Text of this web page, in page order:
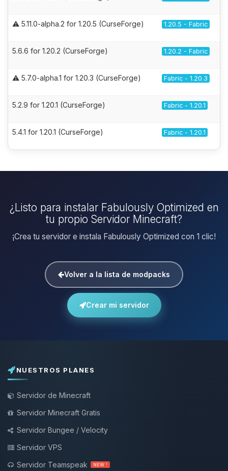
⚠️ 5.11.0-alpha.2 for 1.20.5 (CurseForge) 1.20.5 - Fabric
5.6.6 for 1.20.2 (CurseForge) 1.20.2 - Fabric
⚠️ 5.7.0-alpha.1 for 1.20.3 (CurseForge) Fabric - 1.20.3
5.2.9 for 1.20.1 (CurseForge) Fabric - 1.20.1
5.4.1 for 1.20.1 (CurseForge) Fabric - 1.20.1
¿Listo para instalar Fabulously Optimized en
tu propio Servidor Minecraft?
¡Crea tu servidor e instala Fabulously Optimized con 1 clic!
Volver a la lista de modpacks
Crear mi servidor
NUESTROS PLANES
Servidor de Minecraft
Servidor Minecraft Gratis
Servidor Bungee / Velocity
Servidor VPS
Servidor Teamspeak
NEW !